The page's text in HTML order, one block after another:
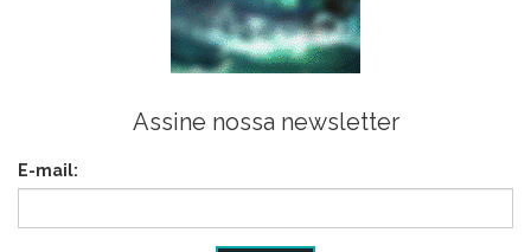
Assine nossa newsletter
E-mail: